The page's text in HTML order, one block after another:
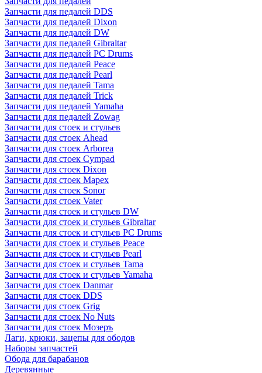
Запчасти для педалей DDS
Запчасти для педалей Dixon
Запчасти для педалей DW
Запчасти для педалей Gibraltar
Запчасти для педалей PC Drums
Запчасти для педалей Peace
Запчасти для педалей Pearl
Запчасти для педалей Tama
Запчасти для педалей Trick
Запчасти для педалей Yamaha
Запчасти для педалей Zowag
Запчасти для стоек и стульев
Запчасти для стоек Ahead
Запчасти для стоек Arborea
Запчасти для стоек Cympad
Запчасти для стоек Dixon
Запчасти для стоек Mapex
Запчасти для стоек Sonor
Запчасти для стоек Vater
Запчасти для стоек и стульев DW
Запчасти для стоек и стульев Gibraltar
Запчасти для стоек и стульев PC Drums
Запчасти для стоек и стульев Peace
Запчасти для стоек и стульев Pearl
Запчасти для стоек и стульев Tama
Запчасти для стоек и стульев Yamaha
Запчасти для стоек Danmar
Запчасти для стоек DDS
Запчасти для стоек Grig
Запчасти для стоек No Nuts
Запчасти для стоек Мозеръ
Лаги, крюки, зацепы для ободов
Наборы запчастей
Обода для барабанов
Деревянные